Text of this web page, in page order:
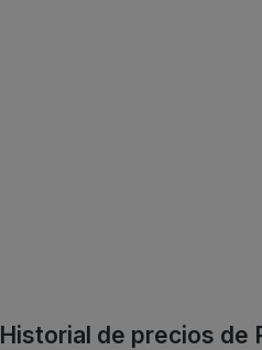
Historial de precios de